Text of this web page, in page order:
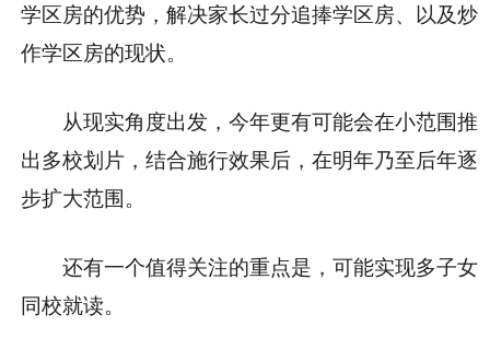
学区房的优势，解决家长过分追捧学区房、以及炒
作学区房的现状。
从现实角度出发，今年更有可能会在小范围推
出多校划片，结合施行效果后，在明年乃至后年逐
步扩大范围。
还有一个值得关注的重点是，可能实现多子女
同校就读。